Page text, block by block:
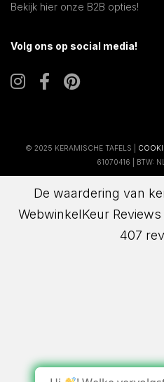
Bekijk hier onze B2B opties!
Volg ons op social media!
© 2025 KERAMISCHE TAFELS |
61070416 | BTW:
De waardering van
WebwinkelKeur Reviews
407